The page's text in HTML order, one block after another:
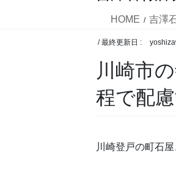
HOME 吉澤
/ 最終更新日 :
川崎市
程で配
川崎登戸の町石